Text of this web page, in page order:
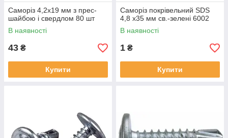
Саморіз 4,2х19 мм з прес-
шайбою і свердлом 80 шт
В наявності
43 ₴
Купити
Саморіз покрівельний SDS
4,8 х35 мм св.-зелені 6002
В наявності
1 ₴
Купити